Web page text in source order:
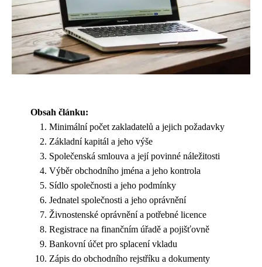
Obsah článku:
Minimální počet zakladatelů a jejich požadavky
Základní kapitál a jeho výše
Společenská smlouva a její povinné náležitosti
Výběr obchodního jména a jeho kontrola
Sídlo společnosti a jeho podmínky
Jednatel společnosti a jeho oprávnění
Živnostenské oprávnění a potřebné licence
Registrace na finančním úřadě a pojišťovně
Bankovní účet pro splacení vkladu
Zápis do obchodního rejstříku a dokumenty